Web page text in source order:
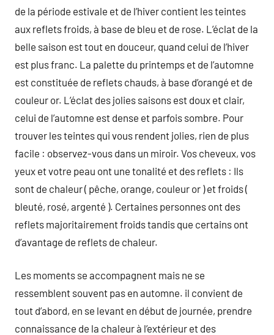
de la période estivale et de l’hiver contient les teintes
aux reflets froids, à base de bleu et de rose. L’éclat de la
belle saison est tout en douceur, quand celui de l’hiver
est plus franc. La palette du printemps et de l’automne
est constituée de reflets chauds, à base d’orangé et de
couleur or. L’éclat des jolies saisons est doux et clair,
celui de l’automne est dense et parfois sombre. Pour
trouver les teintes qui vous rendent jolies, rien de plus
facile : observez-vous dans un miroir. Vos cheveux, vos
yeux et votre peau ont une tonalité et des reflets : Ils
sont de chaleur ( pêche, orange, couleur or ) et froids (
bleuté, rosé, argenté ). Certaines personnes ont des
reflets majoritairement froids tandis que certains ont
d’avantage de reflets de chaleur.
Les moments se accompagnent mais ne se
ressemblent souvent pas en automne. il convient de
tout d’abord, en se levant en début de journée, prendre
connaissance de la chaleur à l’extérieur et des